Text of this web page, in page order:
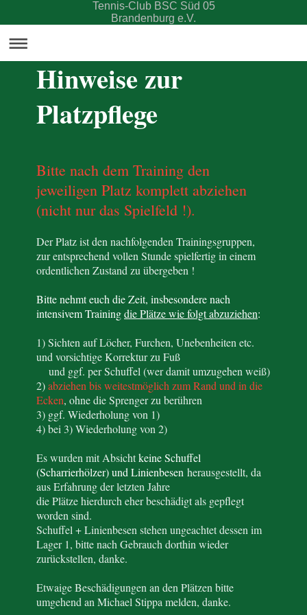
Tennis-Club BSC Süd 05
Brandenburg e.V.
Hinweise zur
Platzpflege
Bitte nach dem Training den
jeweiligen Platz komplett abziehen
(nicht nur das Spielfeld !).
Der Platz ist den nachfolgenden Trainingsgruppen,
zur entsprechend vollen Stunde spielfertig in einem
ordentlichen Zustand zu übergeben !
Bitte nehmt euch die Zeit, insbesondere nach
intensivem Trainingdie Plätze wie folgt abzuziehen:
1) Sichten auf Löcher, Furchen, Unebenheiten etc.
und vorsichtige Korrektur zu Fuß
und ggf. per Schuffel (wer damit umzugehen weiß)
2)abziehen bis weitestmöglich zum Rand und in die
Ecken, ohne die Sprenger zu berühren
3) ggf. Wiederholung von 1)
4) bei 3) Wiederholung von 2)
Es wurden mit Absichtkeine Schuffel
(Scharrierhölzer) und Linienbesen herausgestellt, da
aus Erfahrung der letzten Jahre
die Plätze hierdurch eher beschädigt als gepflegt
worden sind.
Schuffel + Linienbesen stehen ungeachtet dessen im
Lager 1, bitte nach Gebrauch dorthin wieder
zurückstellen, danke.
Etwaige Beschädigungen an den Plätzen bitte
umgehend an Michael Stippa melden, danke.